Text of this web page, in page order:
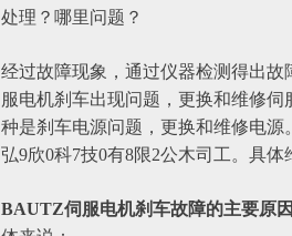
处理？哪里问题？
经过故障现象，通过仪器检测得出
服电机刹车出现问题，更换和维修
种是刹车电源问题，更换和维修电
弘9欣0科7技0有8限2公木司工。具体
BAUTZ伺服电机刹车故障的主要原